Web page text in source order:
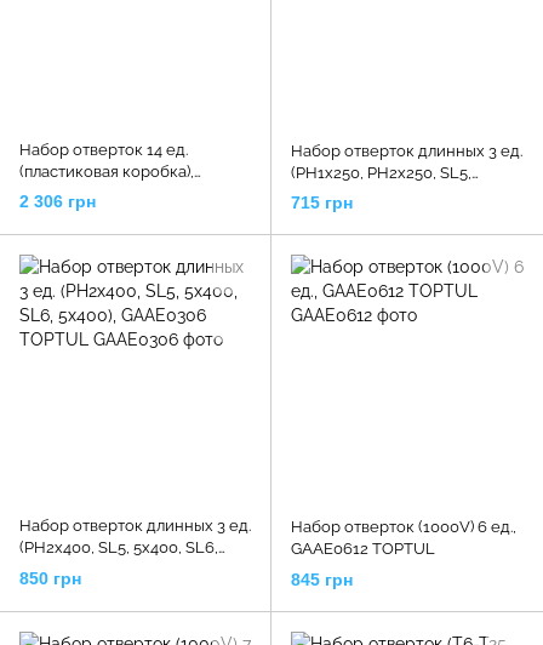
Набор отверток 14 ед.
(пластиковая коробка),
GZC14010 TOPTUL
2 306 грн
Набор отверток длинных 3 ед.
(PH1x250, PH2x250, SL5,
5x400), GAAE0305 TOPTUL
715 грн
Набор отверток длинных 3 ед.
(PH2x400, SL5, 5x400, SL6,
5x400), GAAE0306 TOPTUL
850 грн
Набор отверток (1000V) 6 ед.,
GAAE0612 TOPTUL
845 грн